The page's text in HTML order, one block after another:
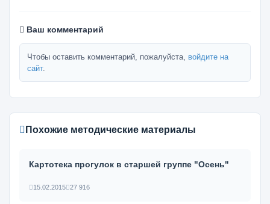
Ваш комментарий
Чтобы оставить комментарий, пожалуйста, войдите на
сайт.
Похожие методические материалы
Картотека прогулок в старшей группе "Осень"
15.02.2015 27 916